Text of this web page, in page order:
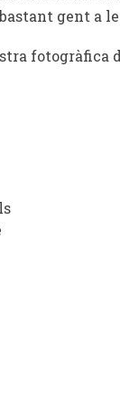
gent a
fotogràfica